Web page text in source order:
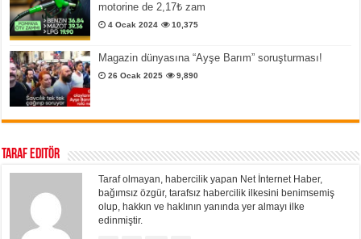
motorine de 2,17₺ zam
4 Ocak 2024 10,375
Magazin dünyasına “Ayşe Barım” soruşturması!
26 Ocak 2025 9,890
Taraf Editör
Taraf olmayan, habercilik yapan Net İnternet Haber,
bağımsız özgür, tarafsız habercilik ilkesini benimsemiş
olup, hakkın ve haklının yanında yer almayı ilke
edinmiştir.